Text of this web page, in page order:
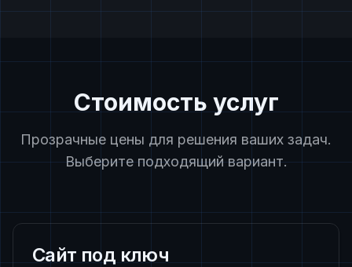
Стоимость услуг
Прозрачные цены для решения ваших задач.
Выберите подходящий вариант.
Сайт под ключ